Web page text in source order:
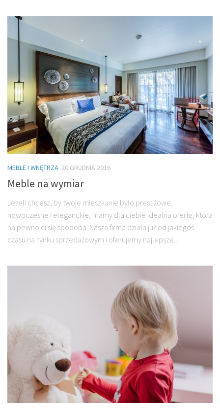
MEBLE I WNĘTRZA 20 GRUDNIA 2016
Meble na wymiar
Jeżeli chcesz, by twoje mieszkanie było prestiżowe,
nowoczesne i eleganckie, mamy dla ciebie idealną ofertę, która
na pewno ci się spodoba. Nasza firma działa już od jakiegoś
czasu na rynku sprzedażowym i oferujemy najlepsze...